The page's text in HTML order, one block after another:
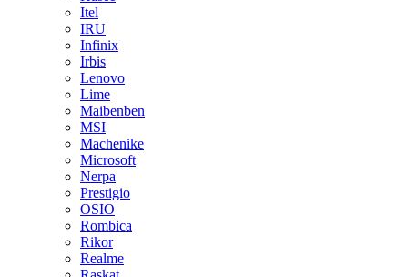
Itel
IRU
Infinix
Irbis
Lenovo
Lime
Maibenben
MSI
Machenike
Microsoft
Nerpa
Prestigio
OSIO
Rombica
Rikor
Realme